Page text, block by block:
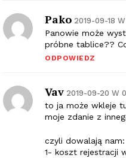
Pako 2019-09-18
Panowie może
próbne tablice??
ODPOWIEDZ
Vav 2019-09-20 W
to ja może wkleje
moje zdanie z
czyli dowalają nam:
1- koszt rejestracji